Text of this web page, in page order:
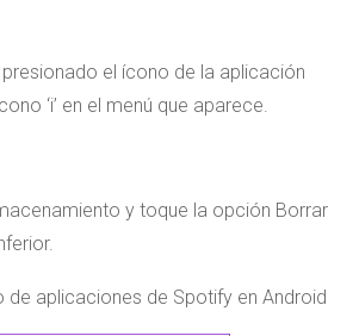
presionado el ícono de la aplicación
‘i’ en el menú que aparece.
y toque la opción Borrar